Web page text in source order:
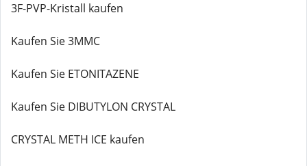
3F-PVP-Kristall kaufen
Kaufen Sie 3MMC
Kaufen Sie ETONITAZENE
Kaufen Sie DIBUTYLON CRYSTAL
CRYSTAL METH ICE kaufen